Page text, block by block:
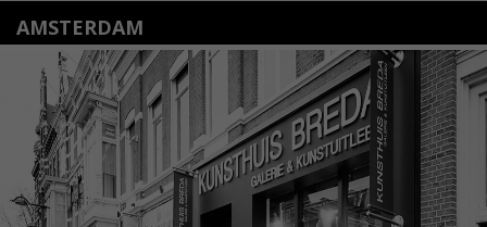
AMSTERDAM
Amstelveenseweg 135
1075 VX Amsterdam
+31 (0)20 2332546
info@kunsthuisamsterdam.nl
Lees meer